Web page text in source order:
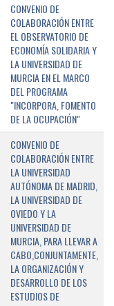
CONVENIO DE
COLABORACIÓN ENTRE
EL OBSERVATORIO DE
ECONOMÍA SOLIDARIA Y
LA UNIVERSIDAD DE
MURCIA EN EL MARCO
DEL PROGRAMA
"INCORPORA, FOMENTO
DE LA OCUPACIÓN"
CONVENIO DE
COLABORACIÓN ENTRE
LA UNIVERSIDAD
AUTÓNOMA DE MADRID,
LA UNIVERSIDAD DE
OVIEDO Y LA
UNIVERSIDAD DE
MURCIA, PARA LLEVAR A
CABO,CONJUNTAMENTE,
LA ORGANIZACIÓN Y
DESARROLLO DE LOS
ESTUDIOS DE